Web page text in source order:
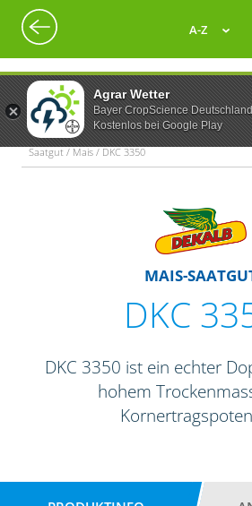
Agrar Wetter
Bayer CropScience
Kostenlos bei Google Play
A-Z
Saatgut / Mais / DKC 3350
MAIS-
DKC
DKC 3350 ist ein echter
hohem